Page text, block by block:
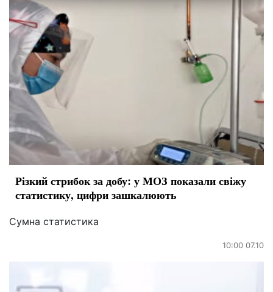
Різкий стрибок за добу: у МОЗ показали свіжу
статистику, цифри зашкалюють
Сумна статистика
10:00 07.10